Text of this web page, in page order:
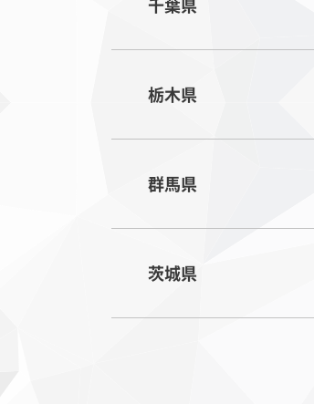
栃木県
群馬県
茨城県